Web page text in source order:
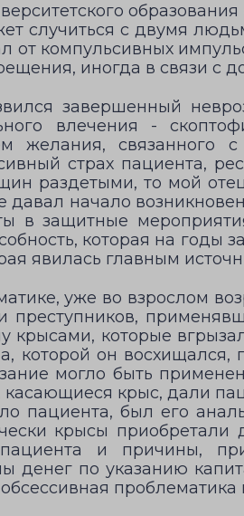
случиться с двумя
от компульсивных
иногда в связи с
завершенный
влечения -
желания, связанного
страх пациента,
раздетыми, то мой
давал начало
в защитные
которая на годы
явилась главным
уже во взрослом
преступников,
крысами, которые
которой он восхищался,
могло быть
крыс, дали
пациента, был его
крысы
и причины,
денег по указанию
проблематика